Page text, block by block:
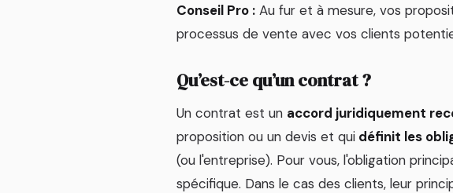
Conseil Pro : Au fur et à mesure, vos
processus de vente avec vos clients
Qu’est-ce qu’un contrat ?
Un contrat est un accord juridiquement
proposition ou un devis et qui définit les
(ou l'entreprise). Pour vous, l'obligation
spécifique. Dans le cas des clients, leur